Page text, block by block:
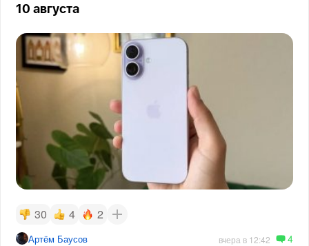
10 августа
30 4 2
Артём Баусов вчера в 12:42 4